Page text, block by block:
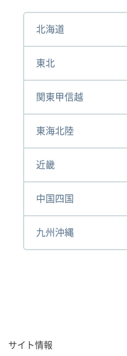
北海道
東北
関東甲信越
東海北陸
近畿
中国四国
九州沖縄
サイト情報